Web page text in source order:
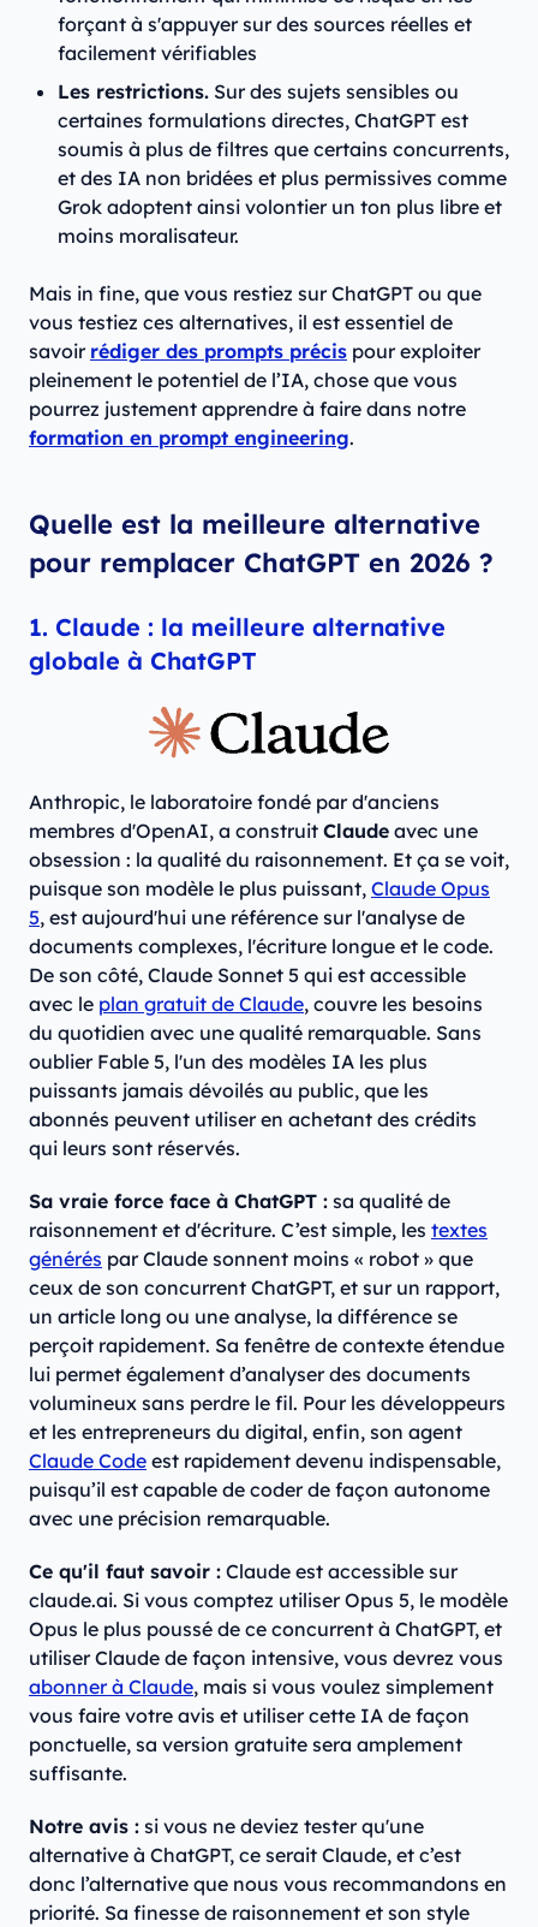
forçant à s'appuyer sur des sources réelles et
facilement vérifiables
Les restrictions. Sur des sujets sensibles ou
certaines formulations directes, ChatGPT est
soumis à plus de filtres que certains concurrents,
et des IA non bridées et plus permissives comme
Grok adoptent ainsi volontier un ton plus libre et
moins moralisateur.
Mais in fine, que vous restiez sur ChatGPT ou que
vous testiez ces alternatives, il est essentiel de
savoir rédiger des prompts précis pour exploiter
pleinement le potentiel de l’IA, chose que vous
pourrez justement apprendre à faire dans notre
formation en prompt engineering.
Quelle est la meilleure alternative
pour remplacer ChatGPT en 2026 ?
1. Claude : la meilleure alternative
globale à ChatGPT
Anthropic, le laboratoire fondé par d'anciens
membres d'OpenAI, a construit Claude avec une
obsession : la qualité du raisonnement. Et ça se voit,
puisque son modèle le plus puissant, Claude Opus
5, est aujourd'hui une référence sur l'analyse de
documents complexes, l'écriture longue et le code.
De son côté, Claude Sonnet 5 qui est accessible
avec le plan gratuit de Claude, couvre les besoins
du quotidien avec une qualité remarquable. Sans
oublier Fable 5, l'un des modèles IA les plus
puissants jamais dévoilés au public, que les
abonnés peuvent utiliser en achetant des crédits
qui leurs sont réservés.
Sa vraie force face à ChatGPT : sa qualité de
raisonnement et d'écriture. C’est simple, les textes
générés par Claude sonnent moins « robot » que
ceux de son concurrent ChatGPT, et sur un rapport,
un article long ou une analyse, la différence se
perçoit rapidement. Sa fenêtre de contexte étendue
lui permet également d’analyser des documents
volumineux sans perdre le fil. Pour les développeurs
et les entrepreneurs du digital, enfin, son agent
Claude Code est rapidement devenu indispensable,
puisqu’il est capable de coder de façon autonome
avec une précision remarquable.
Ce qu'il faut savoir : Claude est accessible sur
claude.ai. Si vous comptez utiliser Opus 5, le modèle
Opus le plus poussé de ce concurrent à ChatGPT, et
utiliser Claude de façon intensive, vous devrez vous
abonner à Claude, mais si vous voulez simplement
vous faire votre avis et utiliser cette IA de façon
ponctuelle, sa version gratuite sera amplement
suffisante.
Notre avis : si vous ne deviez tester qu'une
alternative à ChatGPT, ce serait Claude, et c’est
donc l’alternative que nous vous recommandons en
priorité. Sa finesse de raisonnement et son style